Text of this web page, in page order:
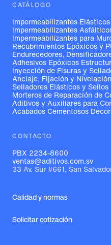
CATÁLOGO
Impermeabilizantes
Impermeabilizantes
Impermeabilizantes para
Recubrimientos Epóxicos y
Endurecedores,
Adhesivos Epóxicos
Inyección de Fisuras y
Anclaje, Fijación y
Selladores Elásticos y
Morteros de Reparación de
Aditivos y Auxiliares para
Acabados Cementosos
CONTACTO
PBX 2234-8600
ventas@aditivos.com.sv
33 Av. Sur #661, San
Calidad y normas
Solicitar cotización